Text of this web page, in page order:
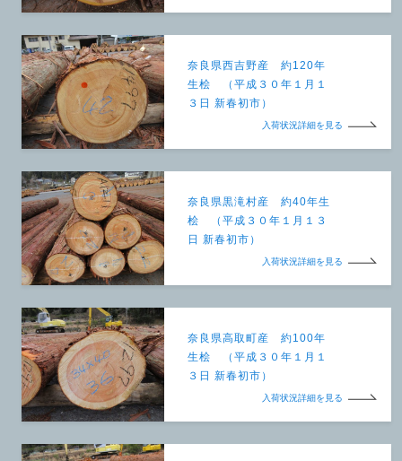
奈良県西吉野産 約120年
生桧 （平成３０年１月１
３日 新春初市）
入荷状況詳細を見る
奈良県黒滝村産 約40年生
桧 （平成３０年１月１３
日 新春初市）
入荷状況詳細を見る
奈良県高取町産 約100年
生桧 （平成３０年１月１
３日 新春初市）
入荷状況詳細を見る